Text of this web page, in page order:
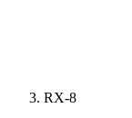
RX-8